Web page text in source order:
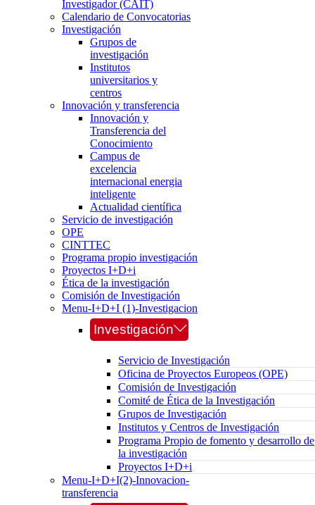
Investigador (CAIT)
Calendario de Convocatorias
Investigación
Grupos de
investigación
Institutos
universitarios y
centros
Innovación y transferencia
Innovación y
Transferencia del
Conocimiento
Campus de
excelencia
internacional energia
inteligente
Actualidad científica
Servicio de investigación
OPE
CINTTEC
Programa propio investigación
Proyectos I+D+i
Ética de la investigación
Comisión de Investigación
Menu-I+D+I (1)-Investigacion
Investigación
Servicio de Investigación
Oficina de Proyectos Europeos (OPE)
Comisión de Investigación
Comité de Ética de la Investigación
Grupos de Investigación
Institutos y Centros de Investigación
Programa Propio de fomento y desarrollo de
la investigación
Proyectos I+D+i
Menu-I+D+I(2)-Innovacion-
transferencia